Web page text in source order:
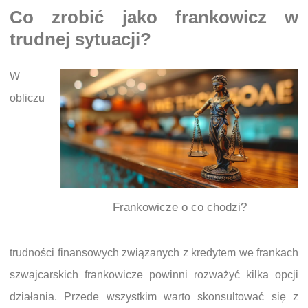
Co zrobić jako frankowicz w
trudnej sytuacji?
Frankowicze o co chodzi?
W
obliczu
trudności finansowych związanych z kredytem we frankach
szwajcarskich frankowicze powinni rozważyć kilka opcji
działania. Przede wszystkim warto skonsultować się z